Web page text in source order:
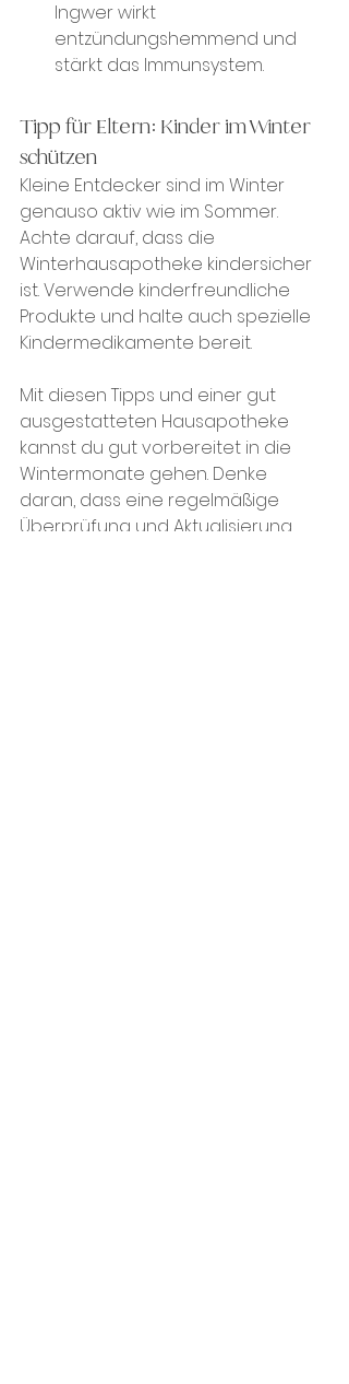
Ingwer wirkt
entzündungshemmend und
stärkt das Immunsystem.
Tipp für Eltern: Kinder im Winter
schützen
Kleine Entdecker sind im Winter
genauso aktiv wie im Sommer.
Achte darauf, dass die
Winterhausapotheke kindersicher
ist. Verwende kinderfreundliche
Produkte und halte auch spezielle
Kindermedikamente bereit.
Mit diesen Tipps und einer gut
ausgestatteten Hausapotheke
kannst du gut vorbereitet in die
Wintermonate gehen. Denke
daran, dass eine regelmäßige
Überprüfung und Aktualisierung